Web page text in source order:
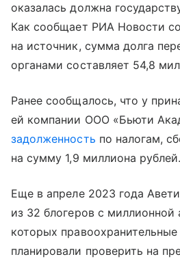
оказалась должна
Как сообщает РИА Новости
на источник, сумма долга
органами составляет 54,8
Ранее сообщалось, что у
ей компании ООО «Бьюти
задолженность по налогам,
на сумму 1,9 миллиона рублей.
Еще в апреле 2023 года
из 32 блогеров с миллионной
которых
планировали проверить на